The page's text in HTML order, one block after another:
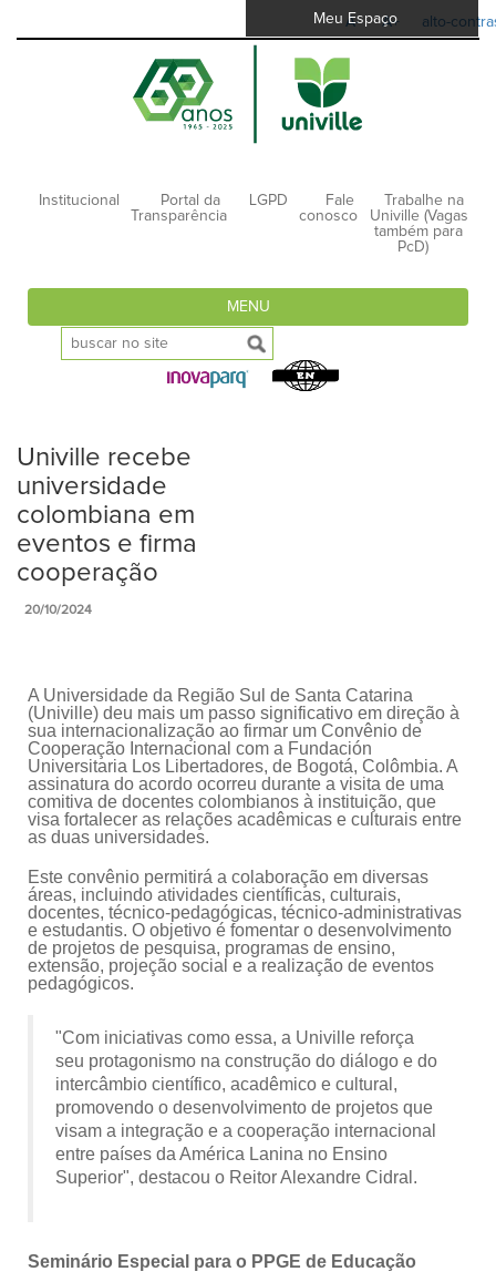
A- A+ alto-
Meu Espaço
Institucional
Portal da
Transparência
LGPD
Fale
conosco
Trabalhe na
Univille (Vagas
também para
PcD)
MENU
Univille recebe
universidade
colombiana em
eventos e firma
cooperação
20/10/2024
A Universidade da Região Sul de Santa Catarina
(Univille) deu mais um passo significativo em direção à
sua internacionalização ao firmar um Convênio de
Cooperação Internacional com a Fundación
Universitaria Los Libertadores, de Bogotá, Colômbia. A
assinatura do acordo ocorreu durante a visita de uma
comitiva de docentes colombianos à instituição, que
visa fortalecer as relações acadêmicas e culturais entre
as duas universidades.
Este convênio permitirá a colaboração em diversas
áreas, incluindo atividades científicas, culturais,
docentes, técnico-pedagógicas, técnico-administrativas
e estudantis. O objetivo é fomentar o desenvolvimento
de projetos de pesquisa, programas de ensino,
extensão, projeção social e a realização de eventos
pedagógicos.
"Com iniciativas como essa, a Univille reforça
seu protagonismo na construção do diálogo e do
intercâmbio científico, acadêmico e cultural,
promovendo o desenvolvimento de projetos que
visam a integração e a cooperação internacional
entre países da América Lanina no Ensino
Superior", destacou o Reitor Alexandre Cidral.
Seminário Especial para o PPGE de Educação